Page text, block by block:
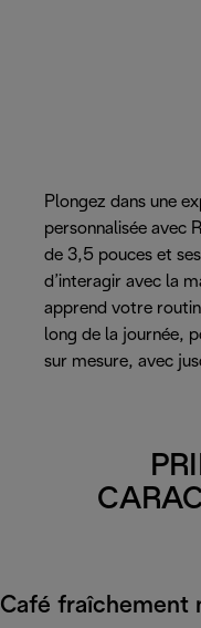
Plongez dans une
personnalisée avec
de 3,5 pouces et
d’interagir avec la
apprend votre
long de la journée,
sur mesure, avec
Café fraîchement